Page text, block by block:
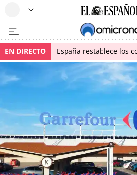
EN DIRECTO España restablece los